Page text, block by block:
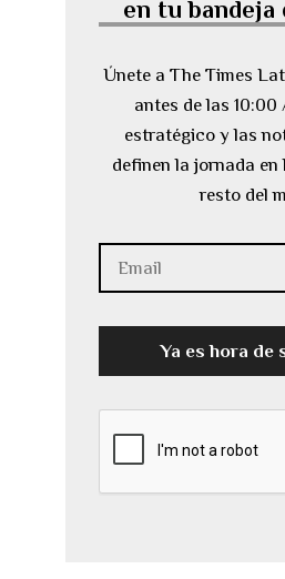
en tu bandeja
Únete a The Times
antes de las 10:00
estratégico y las
definen la jornada en
resto del
Ya es hora de